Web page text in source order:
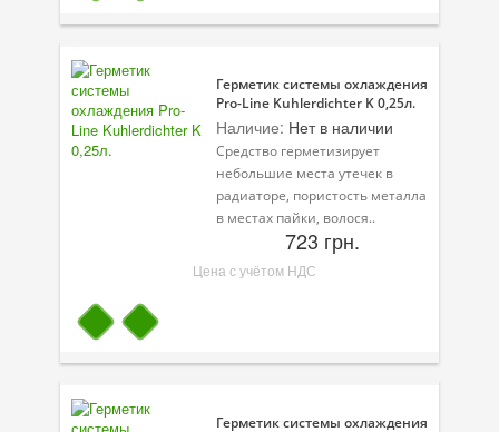
Герметик системы охлаждения
Pro-Line Kuhlerdichter K 0,25л.
Наличие: Нет в наличии
Средство герметизирует
небольшие места утечек в
радиаторе, пористость металла
в местах пайки, волося..
723 грн.
Цена с учётом НДС
Герметик системы охлаждения